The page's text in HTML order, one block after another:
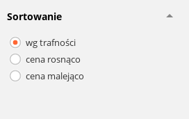
Sortowanie
wg trafności
cena rosnąco
cena malejąco